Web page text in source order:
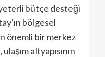
bütçe desteği
bölgesel
önemli bir merkez
altyapısının